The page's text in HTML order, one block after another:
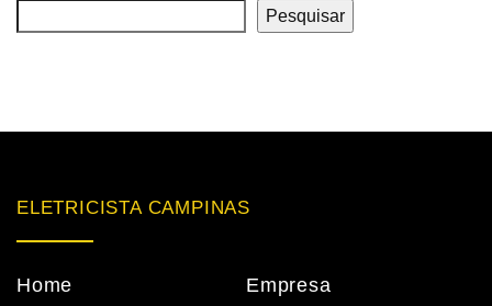
Pesquisar
ELETRICISTA CAMPINAS
Home
Empresa